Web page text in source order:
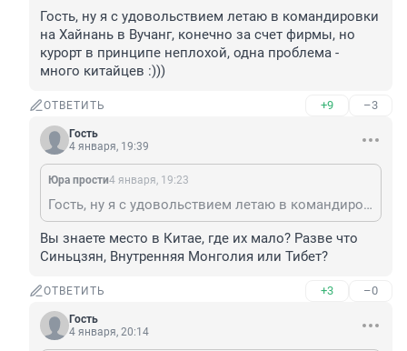
Гость, ну я с удовольствием летаю в командировки
на Хайнань в Вучанг, конечно за счет фирмы, но
курорт в принципе неплохой, одна проблема -
много китайцев :)))
ОТВЕТИТЬ +9 –3
Гость
4 января, 19:39
Юра прости4 января, 19:23
Гость, ну я с удовольствием летаю в командировки на Хайнань в Вучанг, конечно за счет фирмы, но курорт в принципе неплохой, одна проблема - много китайцев :)))
Вы знаете место в Китае, где их мало? Разве что
Синьцзян, Внутренняя Монголия или Тибет?
ОТВЕТИТЬ +3 –0
Гость
4 января, 20:14